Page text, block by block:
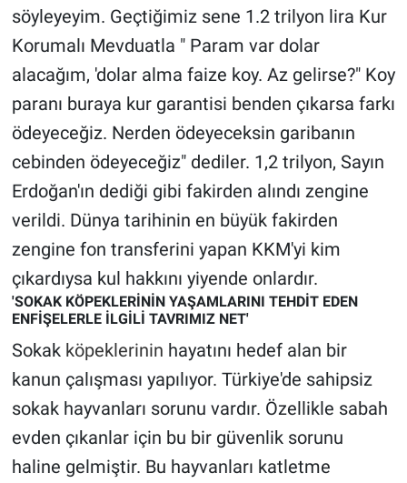
söyleyeyim. Geçtiğimiz sene 1.2 trilyon lira Kur
Korumalı Mevduatla " Param var dolar
alacağım, 'dolar alma faize koy. Az gelirse?" Koy
paranı buraya kur garantisi benden çıkarsa farkı
ödeyeceğiz. Nerden ödeyeceksin garibanın
cebinden ödeyeceğiz" dediler. 1,2 trilyon, Sayın
Erdoğan'ın dediği gibi fakirden alındı zengine
verildi. Dünya tarihinin en büyük fakirden
zengine fon transferini yapan KKM'yi kim
çıkardıysa kul hakkını yiyende onlardır.
'SOKAK KÖPEKLERİNİN YAŞAMLARINI TEHDİT EDEN
ENFİŞELERLE İLGİLİ TAVRIMIZ NET'
Sokak köpeklerinin hayatını hedef alan bir
kanun çalışması yapılıyor. Türkiye'de sahipsiz
sokak hayvanları sorunu vardır. Özellikle sabah
evden çıkanlar için bu bir güvenlik sorunu
haline gelmiştir. Bu hayvanları katletme